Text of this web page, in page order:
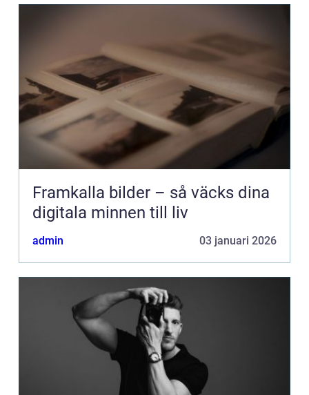
Framkalla bilder – så väcks dina
digitala minnen till liv
admin 03 januari 2026